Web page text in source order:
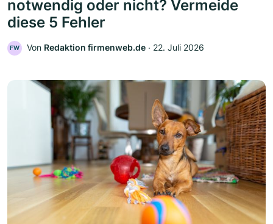
notwendig oder nicht? Vermeide
diese 5 Fehler
FW Von Redaktion firmenweb.de ‧ 22. Juli 2026